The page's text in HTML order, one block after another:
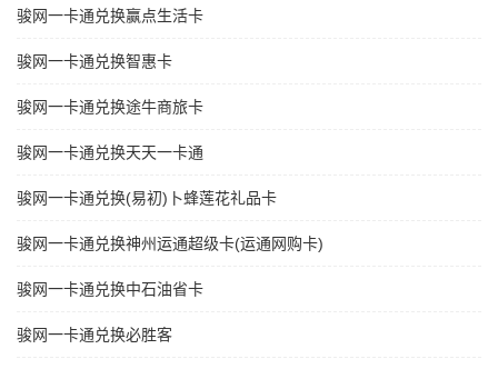
骏网一卡通兑换赢点生活卡
骏网一卡通兑换智惠卡
骏网一卡通兑换途牛商旅卡
骏网一卡通兑换天天一卡通
骏网一卡通兑换(易初)卜蜂莲花礼品卡
骏网一卡通兑换神州运通超级卡(运通网购卡)
骏网一卡通兑换中石油省卡
骏网一卡通兑换必胜客